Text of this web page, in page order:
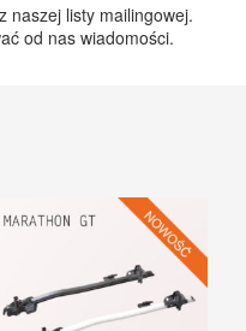
KLAPĘ
naszej listy mailingowej.
od nas wiadomości.